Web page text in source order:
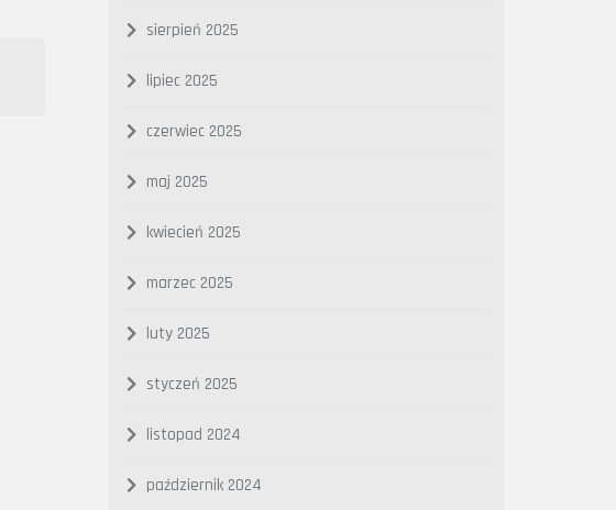
sierpień 2025
lipiec 2025
czerwiec 2025
maj 2025
kwiecień 2025
marzec 2025
luty 2025
styczeń 2025
listopad 2024
październik 2024